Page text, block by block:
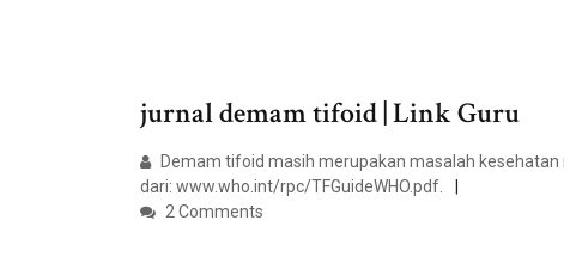
jurnal demam tifoid | Link Guru
Demam tifoid masih merupakan masalah
dari: www.who.int/rpc/TFGuideWHO.pdf.
2 Comments